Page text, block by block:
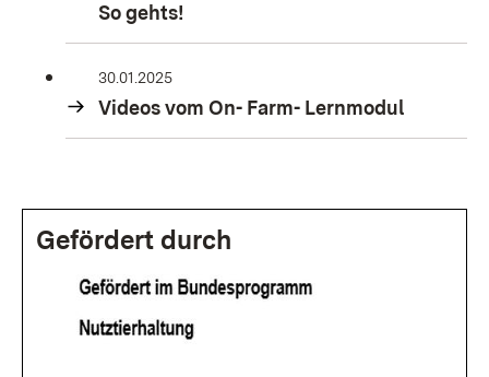
So gehts!
30.01.2025
Videos vom On- Farm- Lernmodul
Gefördert durch